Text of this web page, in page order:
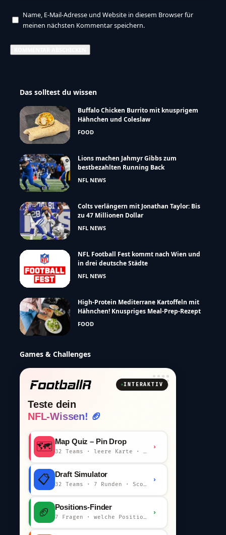
Name, E-Mail-Adresse und Website in diesem Browser für
meinen nächsten Kommentar speichern.
Das solltest du wissen
Buffalo Chicken Burrito mit knusprigem
Hähnchen und Coleslaw
FOOD
Lions machen Jahmyr Gibbs zum
bestbezahlten Running Back
NFL NEWS
Colts verlängern mit Jonathan Taylor: Bis
zu 47 Millionen Dollar
NFL NEWS
NFL Football Fest kommt nach Wien und
in drei deutsche Städte
NFL NEWS
High-Protein Mediterrane Kartoffeln mit
Hähnchen! Knuspriges Meal-Prep-Rezept
FOOD
Games & Challenges
INTERAKTIV
Teste dein
NFL-Wissen! 🏈
🗺️ Map Quiz – Pin Drop
32 Teams · leere Karte · km-Wertung
›
📋 Draft Simulator
32 Teams · 7 Runden · Scout-Kommentar
›
🏈 Positions-Finder
7 Fragen · welche Position bist du?
›